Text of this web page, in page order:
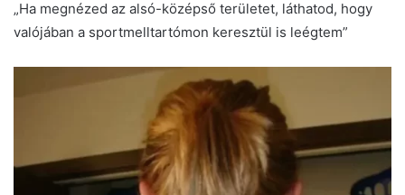
„Ha megnézed az alsó-középső területet, láthatod, hogy
valójában a sportmelltartómon keresztül is leégtem”